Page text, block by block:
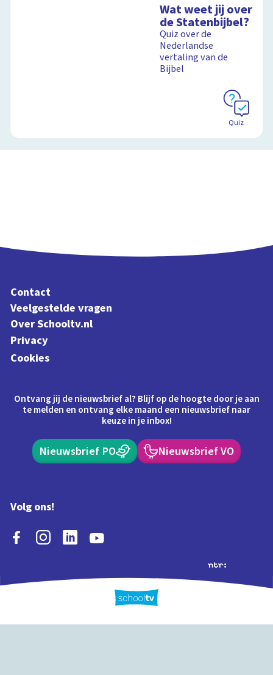
Wat weet jij over
de Statenbijbel?
Quiz over de
Nederlandse
vertaling van de
Bijbel
Quiz
Contact
Veelgestelde vragen
Over Schooltv.nl
Privacy
Cookies
Ontvang jij de nieuwsbrief al? Blijf op de hoogte door je aan
te melden en ontvang elke maand een nieuwsbrief naar
keuze in je inbox!
Nieuwsbrief PO Nieuwsbrief VO
Volg ons!